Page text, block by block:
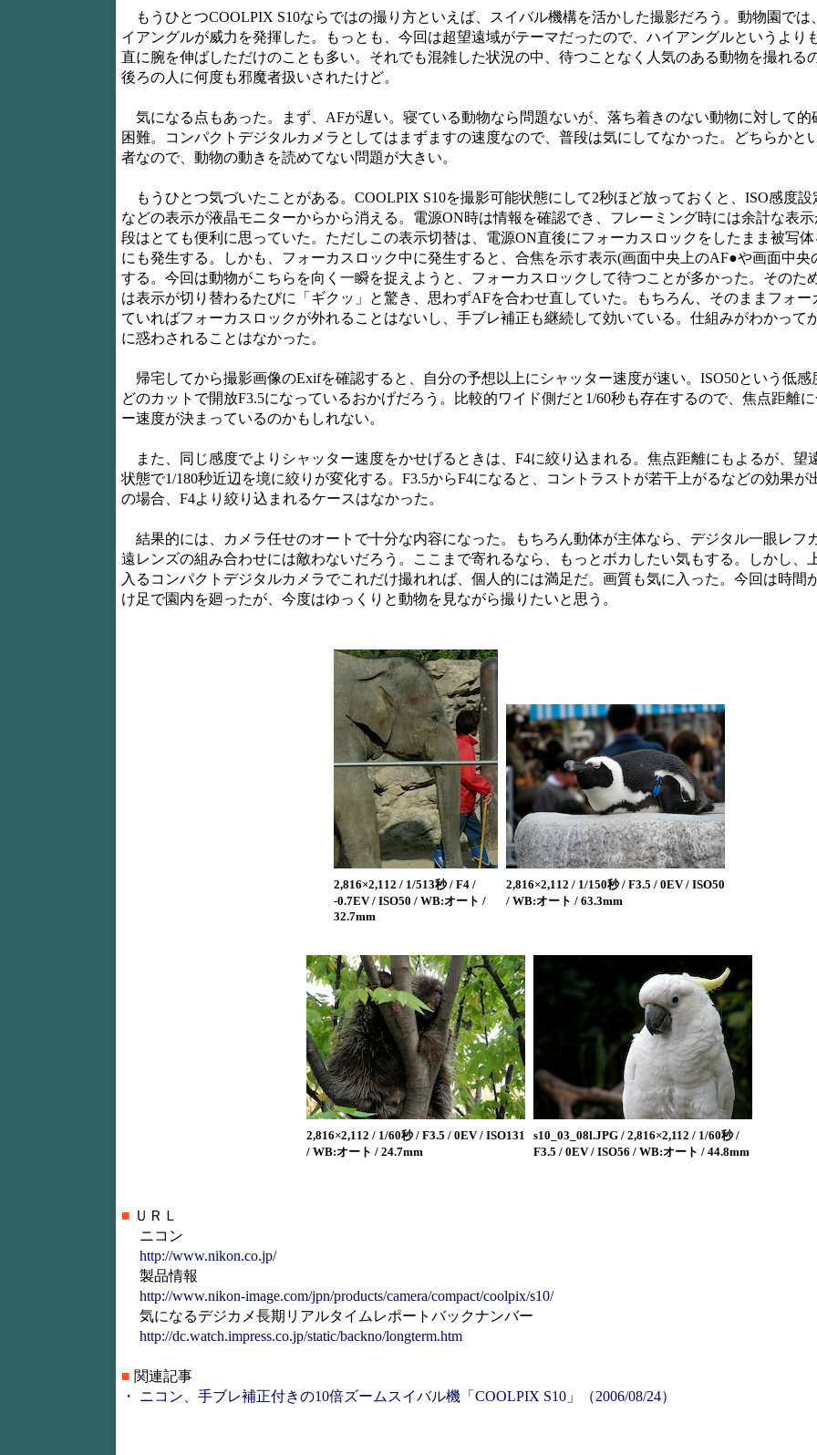
もうひとつCOOLPIX S10ならではの撮り方といえば、スイバル機構を活かした撮影だろう。動物園では
イアングルが威力を発揮した。もっとも、今回は超望遠域がテーマだったので、ハイアングルというより
直に腕を伸ばしただけのことも多い。それでも混雑した状況の中、待つことなく人気のある動物を撮れる
後ろの人に何度も邪魔者扱いされたけど。
気になる点もあった。まず、AFが遅い。寝ている動物なら問題ないが、落ち着きのない動物に対して的
困難。コンパクトデジタルカメラとしてはまずますの速度なので、普段は気にしてなかった。どちらかと
者なので、動物の動きを読めてない問題が大きい。
もうひとつ気づいたことがある。COOLPIX S10を撮影可能状態にして2秒ほど放っておくと、ISO感度設
などの表示が液晶モニターからから消える。電源ON時は情報を確認でき、フレーミング時には余計な表
段はとても便利に思っていた。ただしこの表示切替は、電源ON直後にフォーカスロックをしたまま被写
にも発生する。しかも、フォーカスロック中に発生すると、合焦を示す表示(画面中央上のAF●や画面中
する。今回は動物がこちらを向く一瞬を捉えようと、フォーカスロックして待つことが多かった。そのた
は表示が切り替わるたびに「ギクッ」と驚き、思わずAFを合わせ直していた。もちろん、そのままフォー
ていればフォーカスロックが外れることはないし、手ブレ補正も継続して効いている。仕組みがわかって
に惑わされることはなかった。
帰宅してから撮影画像のExifを確認すると、自分の予想以上にシャッター速度が速い。ISO50という低感
どのカットで開放F3.5になっているおかげだろう。比較的ワイド側だと1/60秒も存在するので、焦点距離
ー速度が決まっているのかもしれない。
また、同じ感度でよりシャッター速度をかせげるときは、F4に絞り込まれる。焦点距離にもよるが、望
状態で1/180秒近辺を境に絞りが変化する。F3.5からF4になると、コントラストが若干上がるなどの効果が
の場合、F4より絞り込まれるケースはなかった。
結果的には、カメラ任せのオートで十分な内容になった。もちろん動体が主体なら、デジタル一眼レフ
遠レンズの組み合わせには敵わないだろう。ここまで寄れるなら、もっとボカしたい気もする。しかし、
入るコンパクトデジタルカメラでこれだけ撮れれば、個人的には満足だ。画質も気に入った。今回は時間
け足で園内を廻ったが、今度はゆっくりと動物を見ながら撮りたいと思う。
2,816×2,112 / 1/513秒 / F4 /
-0.7EV / ISO50 / WB:オート /
32.7mm
2,816×2,112 / 1/150秒 / F3.5 / 0EV / ISO50
/ WB:オート / 63.3mm
2,816×2,112 / 1/60秒 / F3.5 / 0EV / ISO131
/ WB:オート / 24.7mm
s10_03_08l.JPG / 2,816×2,112 / 1/60秒 /
F3.5 / 0EV / ISO56 / WB:オート / 44.8mm
■ ＵＲＬ
ニコン
http://www.nikon.co.jp/
製品情報
http://www.nikon-image.com/jpn/products/camera/compact/coolpix/s10/
気になるデジカメ長期リアルタイムレポートバックナンバー
http://dc.watch.impress.co.jp/static/backno/longterm.htm
■ 関連記事
・ ニコン、手ブレ補正付きの10倍ズームスイバル機「COOLPIX S10」（2006/08/24）